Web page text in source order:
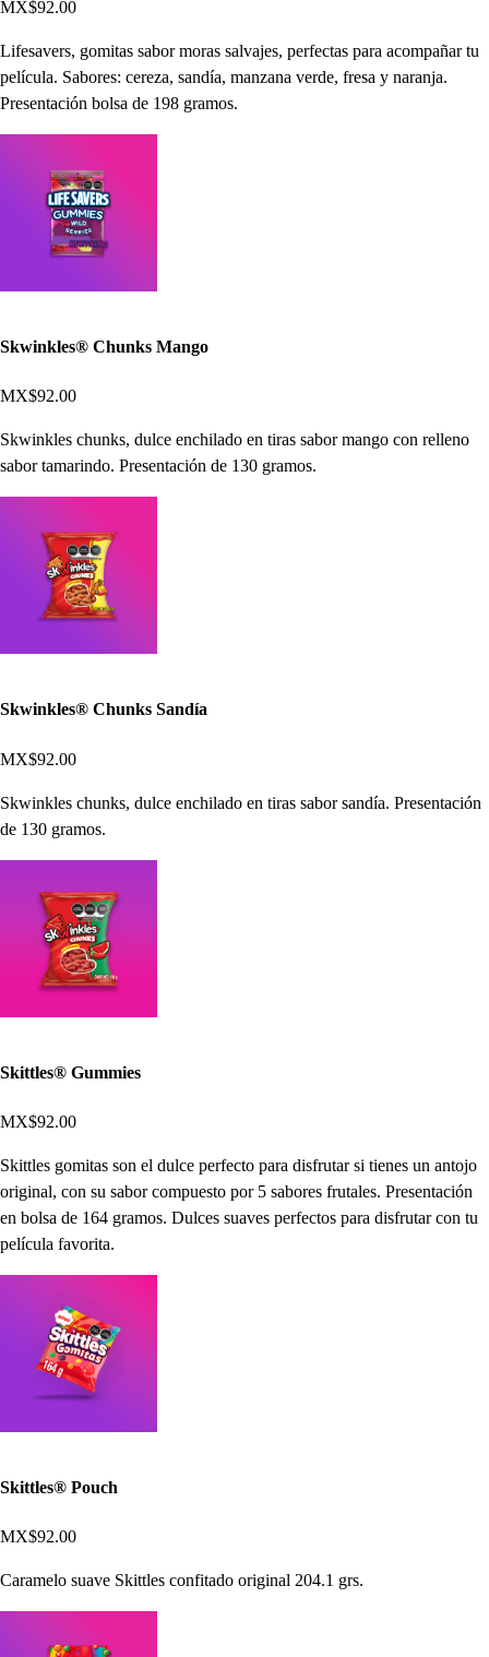
MX$92.00
Lifesavers, gomitas sabor moras salvajes, perfectas para acompañar tu
película. Sabores: cereza, sandía, manzana verde, fresa y naranja.
Presentación bolsa de 198 gramos.
Skwinkles® Chunks Mango
MX$92.00
Skwinkles chunks, dulce enchilado en tiras sabor mango con relleno
sabor tamarindo. Presentación de 130 gramos.
Skwinkles® Chunks Sandía
MX$92.00
Skwinkles chunks, dulce enchilado en tiras sabor sandía. Presentación
de 130 gramos.
Skittles® Gummies
MX$92.00
Skittles gomitas son el dulce perfecto para disfrutar si tienes un antojo
original, con su sabor compuesto por 5 sabores frutales. Presentación
en bolsa de 164 gramos. Dulces suaves perfectos para disfrutar con tu
película favorita.
Skittles® Pouch
MX$92.00
Caramelo suave Skittles confitado original 204.1 grs.